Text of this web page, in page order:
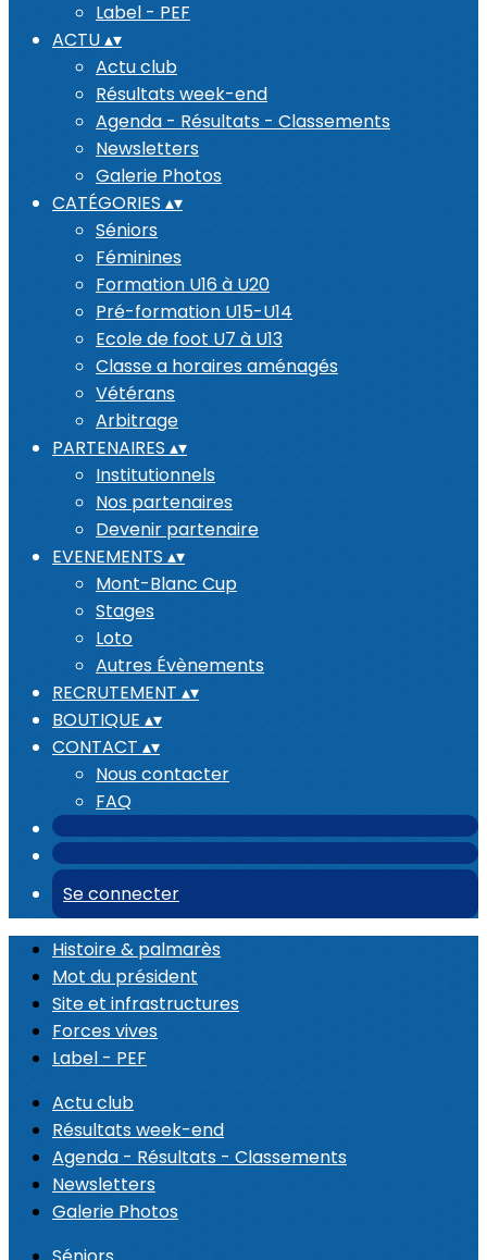
Label - PEF
ACTU▴▾
Actu club
Résultats week-end
Agenda - Résultats - Classements
Newsletters
Galerie Photos
CATÉGORIES ▴▾
Séniors
Féminines
Formation U16 à U20
Pré-formation U15-U14
Ecole de foot U7 à U13
Classe a horaires aménagés
Vétérans
Arbitrage
PARTENAIRES ▴▾
Institutionnels
Nos partenaires
Devenir partenaire
EVENEMENTS ▴▾
Mont-Blanc Cup
Stages
Loto
Autres Évènements
RECRUTEMENT ▴▾
BOUTIQUE ▴▾
CONTACT ▴▾
Nous contacter
FAQ
Se connecter
Histoire & palmarès
Mot du président
Site et infrastructures
Forces vives
Label - PEF
Actu club
Résultats week-end
Agenda - Résultats - Classements
Newsletters
Galerie Photos